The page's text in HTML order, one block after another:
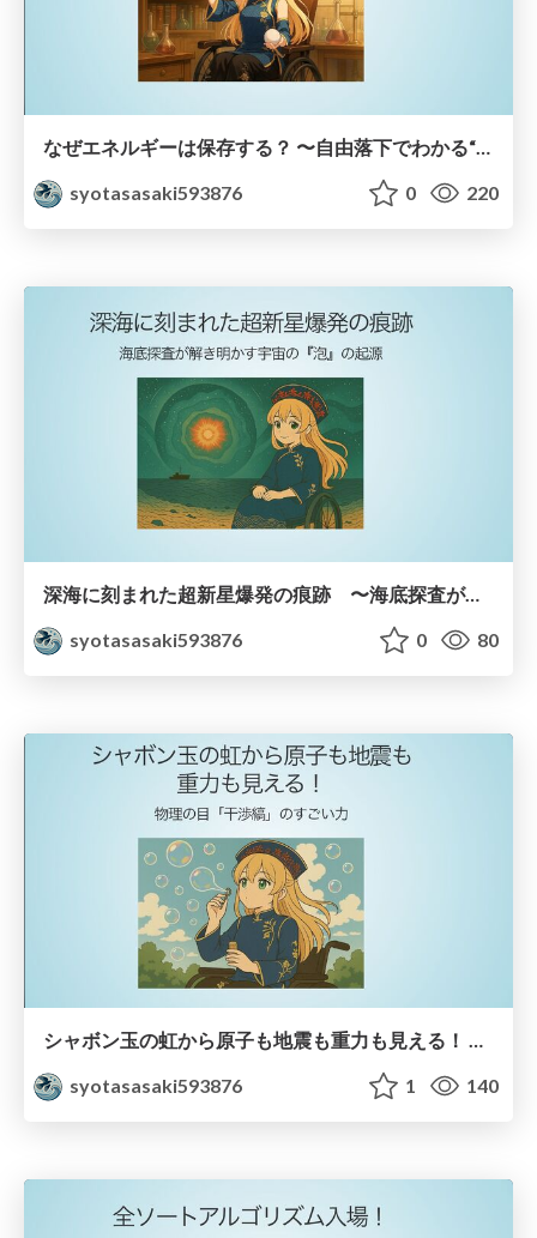
なぜエネルギーは保存する？ 〜自由落下でわかる“対称性”とネーターの定理〜
syotasasaki593876
0 220
深海に刻まれた超新星爆発の痕跡 〜海底探査が解き明かす宇宙の『泡』の起源〜
syotasasaki593876
0 80
シャボン玉の虹から原子も地震も重力も見える！ 〜 物理の目「干渉縞」のすごい力 〜
syotasasaki593876
1 140